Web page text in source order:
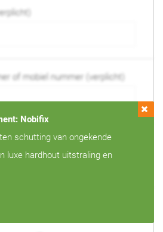
of mobiel nummer (verplicht)
schutting geplaatst worden?
Nobifix
schutting van ongekende
luxe hardhout uitstraling en